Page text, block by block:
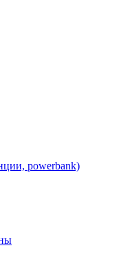
powerbank)